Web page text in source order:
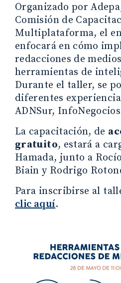
Organizado por
Comisión de
Multiplataforma, el
enfocará en cómo
redacciones de
herramientas de
Durante el taller, se
diferentes
ADNSur,
La capacitación, de
gratuito, estará a
Hamada, junto a
Biain y Rodrigo
Para inscribirse al
clic aquí.